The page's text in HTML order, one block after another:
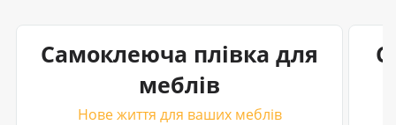
Самоклеюча плівка для
меблів
Нове життя для ваших меблів